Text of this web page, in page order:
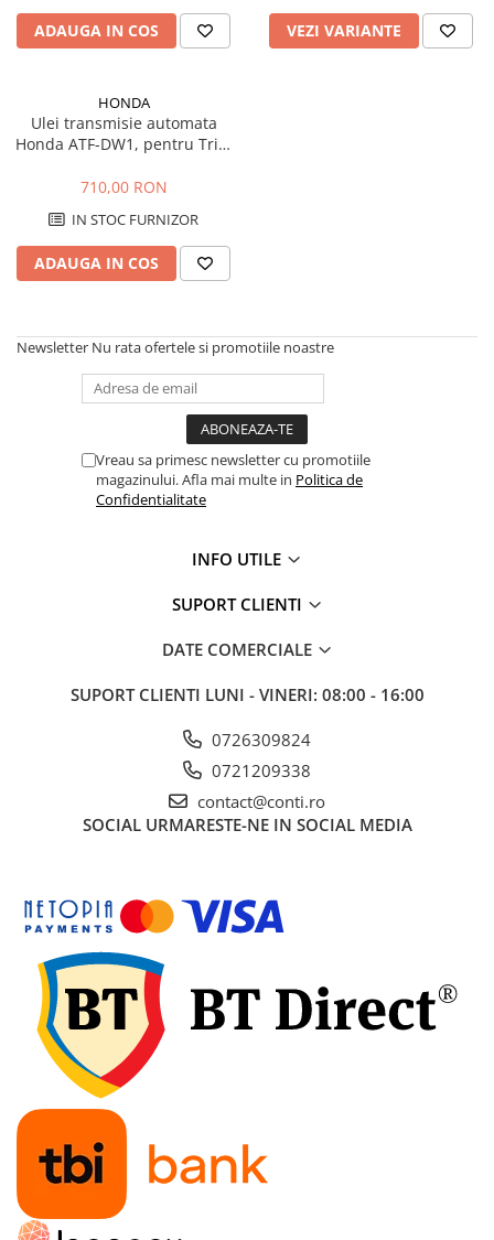
Feliatoare
Masini de framantat aluat
Masini de tocat carne
Masini de umplut carnati
Razatoare branzeturi
Storcatoare de rosii
Accesorii articole de bucatarie
Gradina & Terasa
Mobilier gradina
Gratare si accesorii
Echipamente curatenie
Aparate de spalat cu presiune
Aspiratoare
Freze de zapada
Masini de maturat
Accesorii echipamente curatenie
Plase si folii pentru gradinarit
Alte unelte de gradinarit
Casti de protectie
Manusi de lucru
Ochelari de protectie
Electrice si Iluminat
Sisteme fotovoltaice
Prize & Prelungitoare
Constructii
Masini de taiat
Masini de taiat beton / asfalt
Masini de taiat gresie / faianta
Masini de taiat caramida
Motodebitatoare
ADAUGA IN COS VEZI VARIANTE
HONDA
Ulei transmisie automata
Honda ATF-DW1, pentru Trim
710,00 RON
IN STOC FURNIZOR
ADAUGA IN COS
Newsletter Nu rata ofertele si promotiile noastre
Vreau sa primesc newsletter cu promotiile
magazinului. Afla mai multe in Politica de
Confidentialitate
INFO UTILE
SUPORT CLIENTI
DATE COMERCIALE
SUPORT CLIENTI LUNI - VINERI: 08:00 - 16:00
0726309824
0721209338
contact@conti.ro
SOCIAL URMARESTE-NE IN SOCIAL MEDIA